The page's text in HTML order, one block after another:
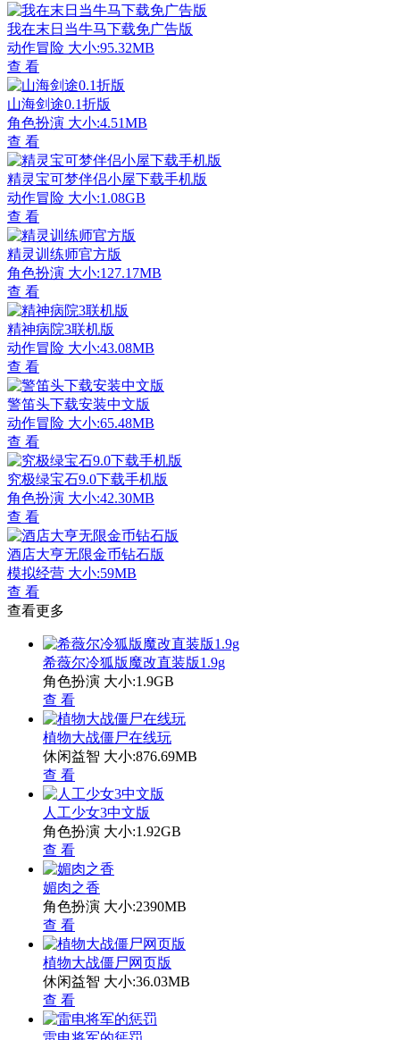
我在末日当牛马下载免广告版
动作冒险 大小:95.32MB
查 看
山海剑途0.1折版
角色扮演 大小:4.51MB
查 看
精灵宝可梦伴侣小屋下载手机版
动作冒险 大小:1.08GB
查 看
精灵训练师官方版
角色扮演 大小:127.17MB
查 看
精神病院3联机版
动作冒险 大小:43.08MB
查 看
警笛头下载安装中文版
动作冒险 大小:65.48MB
查 看
究极绿宝石9.0下载手机版
角色扮演 大小:42.30MB
查 看
酒店大亨无限金币钻石版
模拟经营 大小:59MB
查 看
查看更多
希薇尔冷狐版魔改直装版1.9g
角色扮演 大小:1.9GB
查 看
植物大战僵尸在线玩
休闲益智 大小:876.69MB
查 看
人工少女3中文版
角色扮演 大小:1.92GB
查 看
媚肉之香
角色扮演 大小:2390MB
查 看
植物大战僵尸网页版
休闲益智 大小:36.03MB
查 看